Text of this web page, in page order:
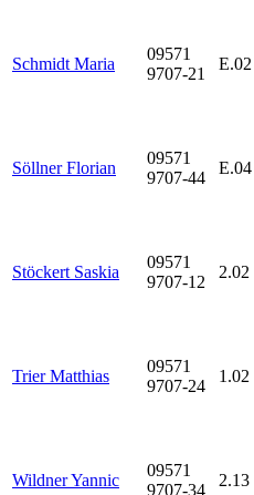
Schmidt Maria
09571
9707-21
E.02
Söllner Florian
09571
9707-44
E.04
Stöckert Saskia
09571
9707-12
2.02
Trier Matthias
09571
9707-24
1.02
Wildner Yannic
09571
9707-34
2.13